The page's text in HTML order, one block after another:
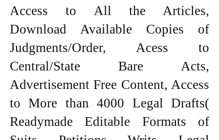
Access to All the Articles,
Download Available Copies of
Judgments/Order, Acess to
Central/State Bare Acts,
Advertisement Free Content, Access
to More than 4000 Legal Drafts(
Readymade Editable Formats of